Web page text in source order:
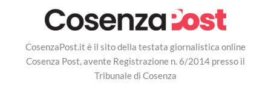
CosenzaPost.it è il sito della testata giornalistica online
Cosenza Post, avente Registrazione n. 6/2014 presso il
Tribunale di Cosenza